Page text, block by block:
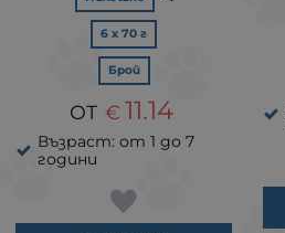
6 х 70 г
Брой
11.14
€
Възраст: от 1 до 7
години